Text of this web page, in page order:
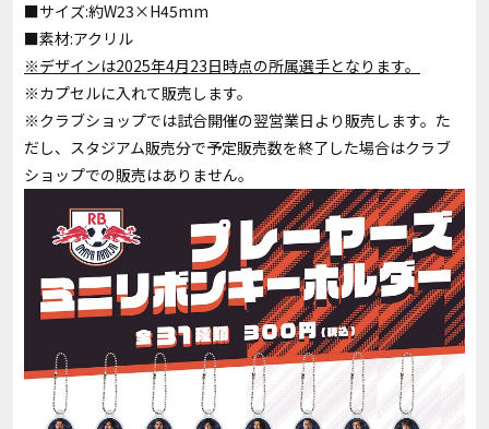
■サイズ:約W23×H45mm
■素材:アクリル
※デザインは2025年4月23日時点の所属選手となります。
※カプセルに入れて販売します。
※クラブショップでは試合開催の翌営業日より販売します。た
だし、スタジアム販売分で予定販売数を終了した場合はクラブ
ショップでの販売はありません。